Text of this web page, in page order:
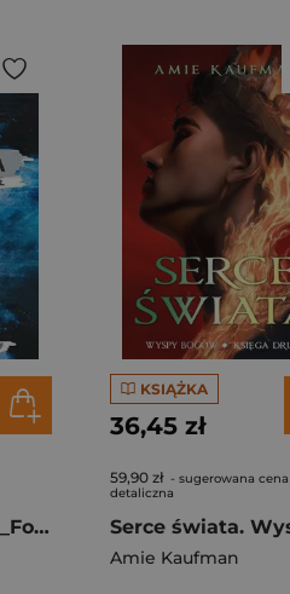
Gemina Illuminae_Folder_2
KSIĄŻKA
36,45 zł
59,90 zł - sugerowana cena
detaliczna
Amie Kaufman